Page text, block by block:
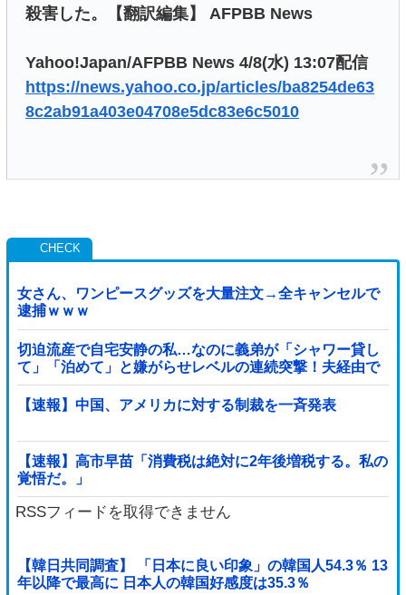
殺害した。【翻訳編集】 AFPBB News
Yahoo!Japan/AFPBB News 4/8(水) 13:07配信
https://news.yahoo.co.jp/articles/ba8254de63
8c2ab91a403e04708e5dc83e6c5010
女さん、ワンピースグッズを大量注文→全キャンセルで
逮捕ｗｗｗ
切迫流産で自宅安静の私…なのに義弟が「シャワー貸し
て」「泊めて」と嫌がらせレベルの連続突撃！夫経由で
断ると私に直接LINEしてきて絶句←大人しく自宅の風呂
に入れよ
【速報】中国、アメリカに対する制裁を一斉発表
【速報】高市早苗「消費税は絶対に2年後増税する。私の
覚悟だ。」
RSSフィードを取得できません
【韓日共同調査】 「日本に良い印象」の韓国人54.3％ 13
年以降で最高に 日本人の韓国好感度は35.3％